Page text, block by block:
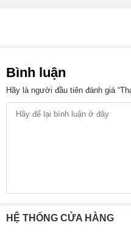
Bình luận
Hãy là người đầu tiên đánh giá
HỆ THỐNG CỬA HÀNG